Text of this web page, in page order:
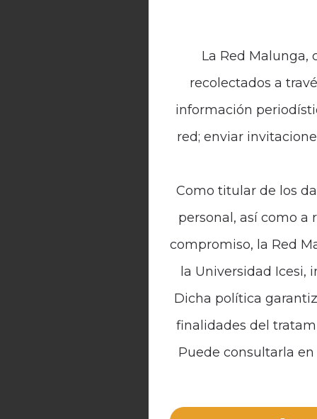
La Red Malunga,
recolectados a
información
red; enviar
Como titular de los
personal, así como a
compromiso, la Red
la Universidad Icesi,
Dicha política
finalidades del
Puede consultarla